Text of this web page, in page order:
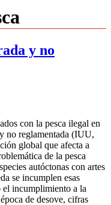
y no
con la pesca ilegal en
no reglamentada (IUU,
global que afecta a
de la pesca
autóctonas con artes
se incumplen esas
incumplimiento a la
de desove, cifras